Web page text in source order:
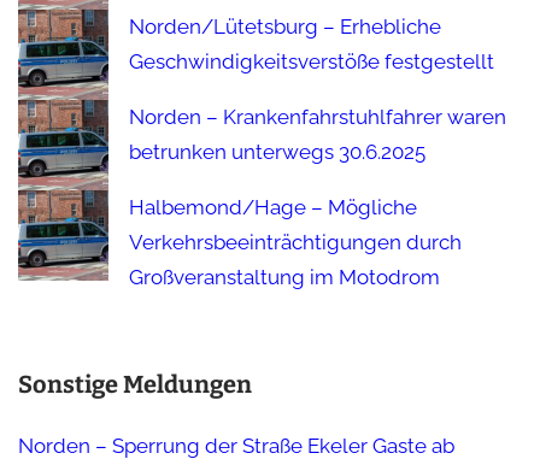
Norden/Lütetsburg – Erhebliche
Geschwindigkeitsverstöße festgestellt
Norden – Krankenfahrstuhlfahrer waren
betrunken unterwegs 30.6.2025
Halbemond/Hage – Mögliche
Verkehrsbeeinträchtigungen durch
Großveranstaltung im Motodrom
Sonstige Meldungen
Norden – Sperrung der Straße Ekeler Gaste ab